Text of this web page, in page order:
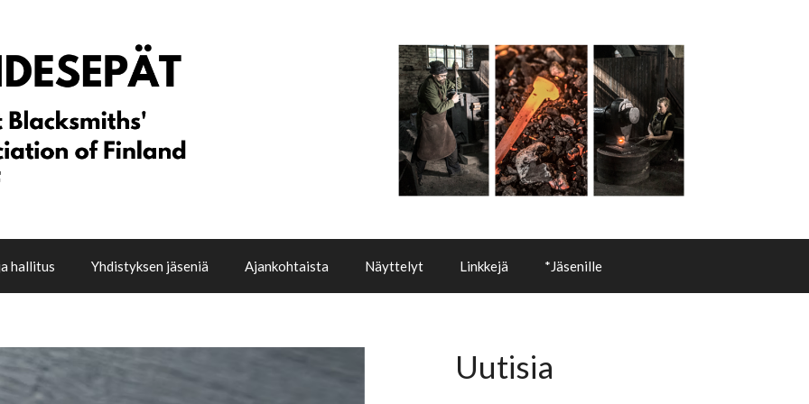
hallitus Yhdistyksen jäseniä Ajankohtaista Näyttelyt Linkkejä *Jäsenille
Uutisia